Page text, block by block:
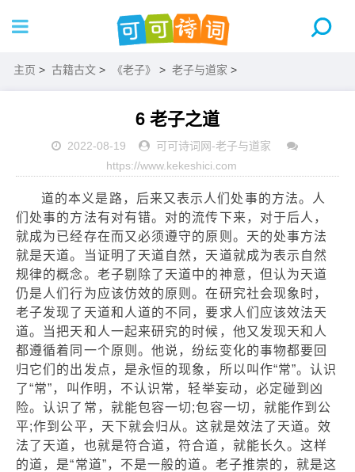
主页 > 古籍古文 > 《老子》 > 老子与道家 >
6 老子之道
2022-08-19 可可诗词网-老子与道家
https://www.kekeshici.com
道的本义是路，后来又表示人们处事的方法。人
们处事的方法有对有错。对的流传下来，对于后人，
就成为已经存在而又必须遵守的原则。天的处事方法
就是天道。当证明了天道自然，天道就成为表示自然
规律的概念。老子剔除了天道中的神意，但认为天道
仍是人们行为应该仿效的原则。在研究社会现象时，
老子发现了天道和人道的不同，要求人们应该效法天
道。当把天和人一起来研究的时候，他又发现天和人
都遵循着同一个原则。他说，纷纭变化的事物都要回
归它们的出发点，是永恒的现象，所以叫作“常”。认识
了“常”，叫作明，不认识常，轻举妄动，必定碰到凶
险。认识了常，就能包容一切;包容一切，就能作到公
平;作到公平，天下就会归从。这就是效法了天道。效
法了天道，也就是符合道，符合道，就能长久。这样
的道，是“常道”，不是一般的道。老子推崇的，就是这